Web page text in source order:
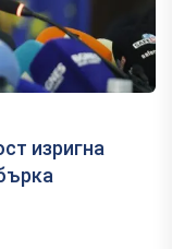
изригна